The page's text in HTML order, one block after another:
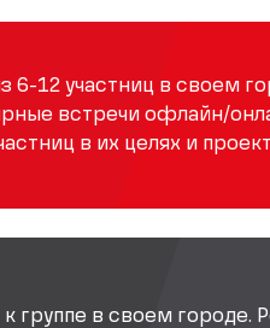
6-12 участниц в своем
встречи офлайн/
в их целях и
группе в своем городе.